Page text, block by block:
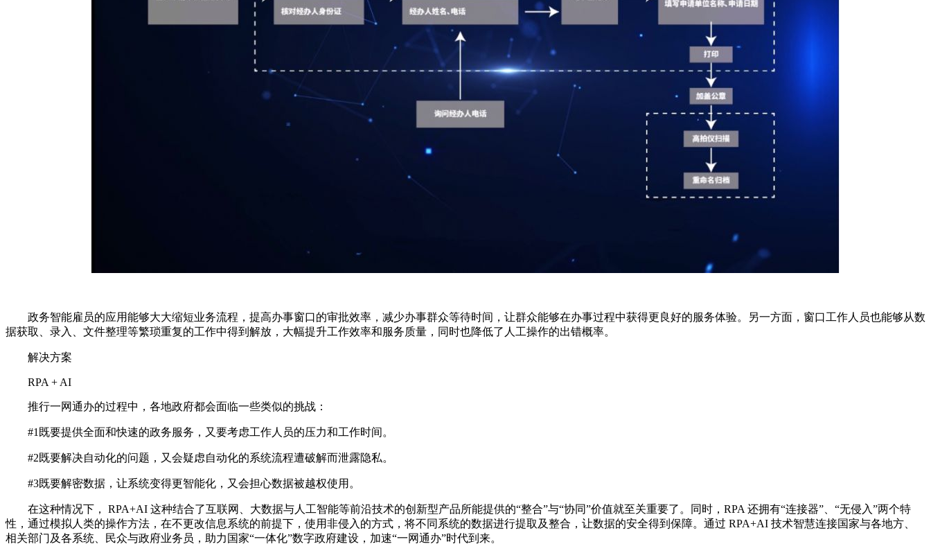
政务智能雇员的应用能够大大缩短业务流程，提高办事窗口的审批效率，减少办事群众等待时间，让群众能够在办事过程中获得更良好的服务体验。另一方面，窗口工作人员也能够从数
据获取、录入、文件整理等繁琐重复的工作中得到解放，大幅提升工作效率和服务质量，同时也降低了人工操作的出错概率。
解决方案
RPA + AI
推行一网通办的过程中，各地政府都会面临一些类似的挑战：
#1既要提供全面和快速的政务服务，又要考虑工作人员的压力和工作时间。
#2既要解决自动化的问题，又会疑虑自动化的系统流程遭破解而泄露隐私。
#3既要解密数据，让系统变得更智能化，又会担心数据被越权使用。
在这种情况下， RPA+AI 这种结合了互联网、大数据与人工智能等前沿技术的创新型产品所能提供的“整合”与“协同”价值就至关重要了。同时，RPA 还拥有“连接器”、“无侵入”两个特
性，通过模拟人类的操作方法，在不更改信息系统的前提下，使用非侵入的方式，将不同系统的数据进行提取及整合，让数据的安全得到保障。通过 RPA+AI 技术智慧连接国家与各地方、
相关部门及各系统、民众与政府业务员，助力国家“一体化”数字政府建设，加速“一网通办”时代到来。